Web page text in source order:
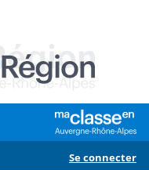
Se connecter